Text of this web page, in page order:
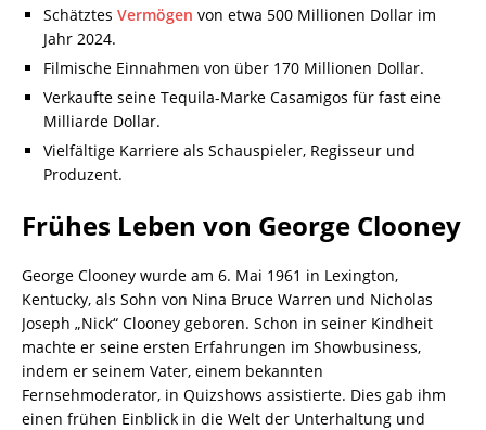
Schätztes Vermögen von etwa 500 Millionen Dollar im
Jahr 2024.
Filmische Einnahmen von über 170 Millionen Dollar.
Verkaufte seine Tequila-Marke Casamigos für fast eine
Milliarde Dollar.
Vielfältige Karriere als Schauspieler, Regisseur und
Produzent.
Frühes Leben von George Clooney
George Clooney wurde am 6. Mai 1961 in Lexington,
Kentucky, als Sohn von Nina Bruce Warren und Nicholas
Joseph „Nick“ Clooney geboren. Schon in seiner Kindheit
machte er seine ersten Erfahrungen im Showbusiness,
indem er seinem Vater, einem bekannten
Fernsehmoderator, in Quizshows assistierte. Dies gab ihm
einen frühen Einblick in die Welt der Unterhaltung und